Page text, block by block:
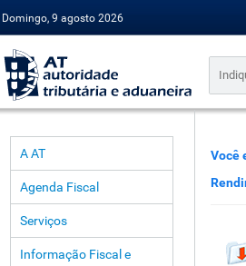
Domingo, 9 agosto 2026
A AT
Agenda Fiscal
Serviços
Informação Fiscal e
Você